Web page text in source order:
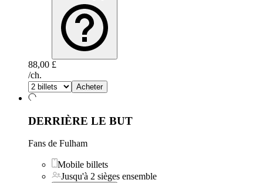
88,00 £
/ch.
Acheter
DERRIÈRE LE BUT
Fans de Fulham
Mobile billets
Jusqu'à 2 sièges ensemble